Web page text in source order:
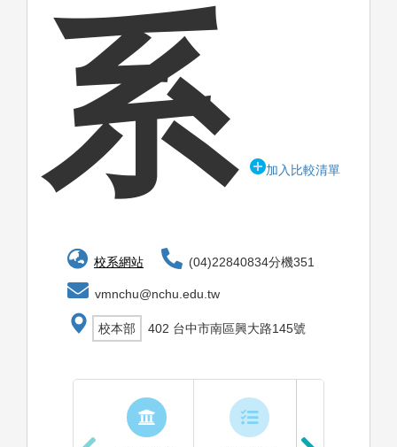
系 加入比較清單
校系網站 (04)22840834分機351
vmnchu@nchu.edu.tw
校本部 402 台中市南區興大路145號